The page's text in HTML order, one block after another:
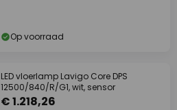
Op voorraad
LED vloerlamp Lavigo Core DPS
12500/840/R/G1, wit, sensor
€ 1.218,26